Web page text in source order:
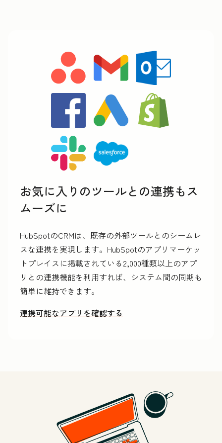
お気に入りのツールとの連携もス
ムーズに
HubSpotのCRMは、既存の外部ツールとのシームレ
スな連携を実現します。HubSpotのアプリマーケッ
トプレイスに掲載されている2,000種類以上のアプ
リとの連携機能を利用すれば、システム間の同期も
簡単に維持できます。
連携可能なアプリを確認する